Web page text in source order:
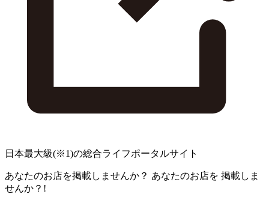
日本最大級(※1)の総合ライフポータルサイト
あなたのお店を掲載しませんか？ あなたのお店を 掲載しま
せんか？!